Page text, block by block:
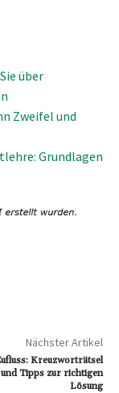
über
Zweifel und
Grundlagen
Nächster Artikel
Kreuzworträtsel
Tipps zur richtigen
Lösung